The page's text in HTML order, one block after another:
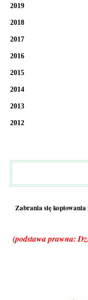
2019
2018
2017
2016
2015
2014
2013
2012
Zabrania się
(podstawa prawna: